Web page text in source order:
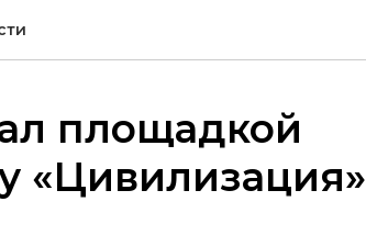
площадкой
«Цивилизация»